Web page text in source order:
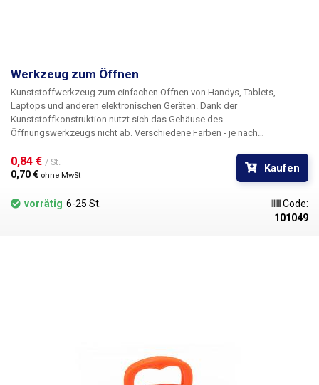
Werkzeug zum Öffnen
Kunststoffwerkzeug zum einfachen Öffnen von Handys, Tablets,
Laptops und anderen elektronischen Geräten. Dank der
Kunststoffkonstruktion nutzt sich das Gehäuse des
Öffnungswerkzeugs nicht ab. Verschiedene Farben - je nach
0,84 € / St.
0,70 € ohne MwSt
Kaufen
vorrätig 6-25 St.
Code:
101049